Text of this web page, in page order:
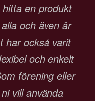
en produkt
och även är
har också varit
och enkelt
förening eller
vill använda